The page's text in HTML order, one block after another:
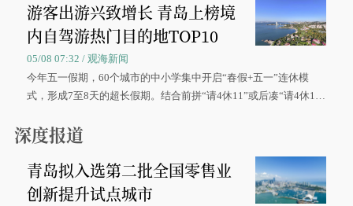
游客出游兴致增长 青岛上榜境
内自驾游热门目的地TOP10
05/08 07:32 / 观海新闻
今年五一假期，60个城市的中小学集中开启“春假+五一”连休模
式，形成7至8天的超长假期。结合前拼“请4休11”或后凑“请4休1
深度报道
青岛拟入选第二批全国零售业
创新提升试点城市